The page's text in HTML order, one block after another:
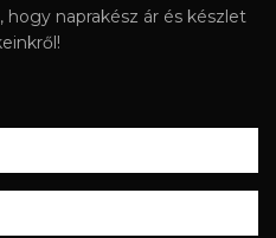
naprakész ár és készlet